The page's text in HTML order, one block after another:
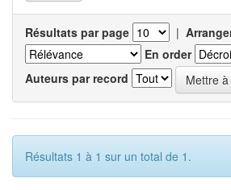
Résultats par page |
En order
Auteurs par record
Résultats 1 à 1 sur un total de 1.